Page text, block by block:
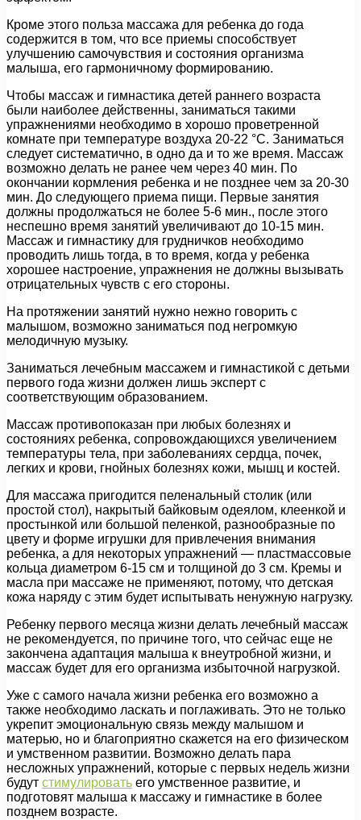
Кроме этого польза массажа для ребенка до года
содержится в том, что все приемы способствует
улучшению самочувствия и состояния организма
малыша, его гармоничному формированию.
Чтобы массаж и гимнастика детей раннего возраста
были наиболее действенны, заниматься такими
упражнениями необходимо в хорошо проветренной
комнате при температуре воздуха 20-22 °С. Заниматься
следует систематично, в одно да и то же время. Массаж
возможно делать не ранее чем через 40 мин. По
окончании кормления ребенка и не позднее чем за 20-30
мин. До следующего приема пищи. Первые занятия
должны продолжаться не более 5-6 мин., после этого
неспешно время занятий увеличивают до 10-15 мин.
Массаж и гимнастику для грудничков необходимо
проводить лишь тогда, в то время, когда у ребенка
хорошее настроение, упражнения не должны вызывать
отрицательных чувств с его стороны.
На протяжении занятий нужно нежно говорить с
малышом, возможно заниматься под негромкую
мелодичную музыку.
Заниматься лечебным массажем и гимнастикой с детьми
первого года жизни должен лишь эксперт с
соответствующим образованием.
Массаж противопоказан при любых болезнях и
состояниях ребенка, сопровождающихся увеличением
температуры тела, при заболеваниях сердца, почек,
легких и крови, гнойных болезнях кожи, мышц и костей.
Для массажа пригодится пеленальный столик (или
простой стол), накрытый байковым одеялом, клеенкой и
простынкой или большой пеленкой, разнообразные по
цвету и форме игрушки для привлечения внимания
ребенка, а для некоторых упражнений — пластмассовые
кольца диаметром 6-15 см и толщиной до 3 см. Кремы и
масла при массаже не применяют, потому, что детская
кожа наряду с этим будет испытывать ненужную нагрузку.
Ребенку первого месяца жизни делать лечебный массаж
не рекомендуется, по причине того, что сейчас еще не
закончена адаптация малыша к внеутробной жизни, и
массаж будет для его организма избыточной нагрузкой.
Уже с самого начала жизни ребенка его возможно а
также необходимо ласкать и поглаживать. Это не только
укрепит эмоциональную связь между малышом и
матерью, но и благоприятно скажется на его физическом
и умственном развитии. Возможно делать пара
несложных упражнений, которые с первых недель жизни
будут стимулировать его умственное развитие, и
подготовят малыша к массажу и гимнастике в более
позднем возрасте.